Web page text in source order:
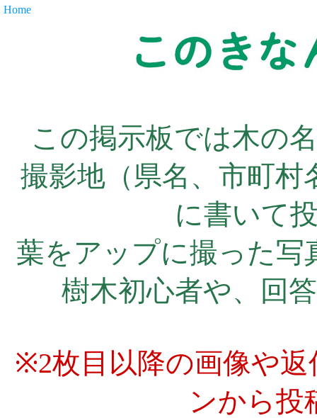
Home
この掲示板では木の
撮影地（県名、市町村
に書いて
葉をアップに撮った写
樹木初心者や、回
※2枚目以降の画像や
ンから投